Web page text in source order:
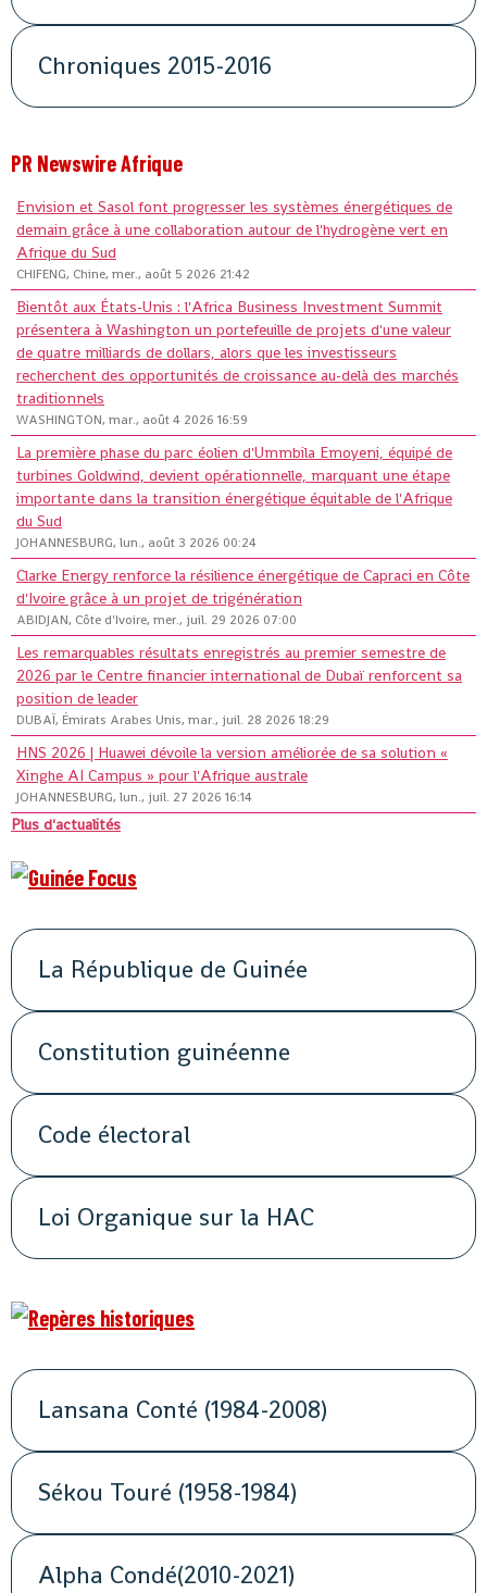
Chroniques 2015-2016
PR Newswire Afrique
Envision et Sasol font progresser les systèmes énergétiques de
demain grâce à une collaboration autour de l'hydrogène vert en
Afrique du Sud
CHIFENG, Chine, mer., août 5 2026 21:42
Bientôt aux États-Unis : l'Africa Business Investment Summit
présentera à Washington un portefeuille de projets d'une valeur
de quatre milliards de dollars, alors que les investisseurs
recherchent des opportunités de croissance au-delà des marchés
traditionnels
WASHINGTON, mar., août 4 2026 16:59
La première phase du parc éolien d'Ummbila Emoyeni, équipé de
turbines Goldwind, devient opérationnelle, marquant une étape
importante dans la transition énergétique équitable de l'Afrique
du Sud
JOHANNESBURG, lun., août 3 2026 00:24
Clarke Energy renforce la résilience énergétique de Capraci en Côte
d'Ivoire grâce à un projet de trigénération
ABIDJAN, Côte d'Ivoire, mer., juil. 29 2026 07:00
Les remarquables résultats enregistrés au premier semestre de
2026 par le Centre financier international de Dubaï renforcent sa
position de leader
DUBAÏ, Émirats Arabes Unis, mar., juil. 28 2026 18:29
HNS 2026 | Huawei dévoile la version améliorée de sa solution «
Xinghe AI Campus » pour l'Afrique australe
JOHANNESBURG, lun., juil. 27 2026 16:14
Plus d'actualités
La République de Guinée
Constitution guinéenne
Code électoral
Loi Organique sur la HAC
Lansana Conté (1984-2008)
Sékou Touré (1958-1984)
Alpha Condé(2010-2021)